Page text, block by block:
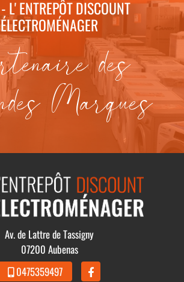
L' ENTREPÔT DISCOUNT
ÉLECTROMÉNAGER
des
Marques
Av. de Lattre de Tassigny
07200 Aubenas
0475359497